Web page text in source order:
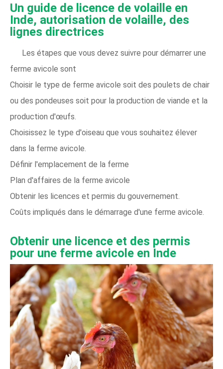
Un guide de licence de volaille en
Inde, autorisation de volaille, des
lignes directrices
Les étapes que vous devez suivre pour démarrer une
ferme avicole sont
Choisir le type de ferme avicole soit des poulets de chair
ou des pondeuses soit pour la production de viande et la
production d'œufs.
Choisissez le type d'oiseau que vous souhaitez élever
dans la ferme avicole.
Définir l'emplacement de la ferme
Plan d'affaires de la ferme avicole
Obtenir les licences et permis du gouvernement.
Coûts impliqués dans le démarrage d'une ferme avicole.
Obtenir une licence et des permis
pour une ferme avicole en Inde